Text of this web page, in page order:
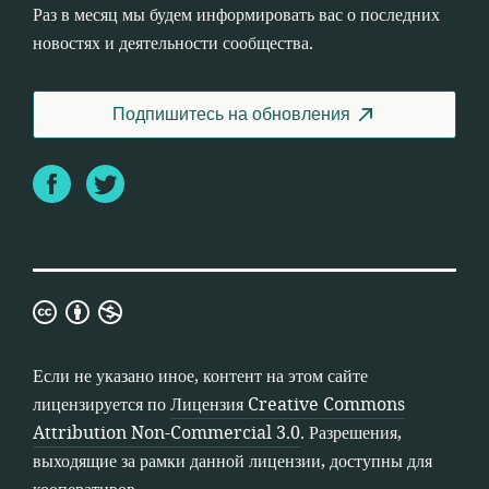
Раз в месяц мы будем информировать вас о последних
новостях и деятельности сообщества.
Подпишитесь на обновления
FacebookTwitter
Лицензия
Attribution
Non-
Commercial
3.0
Если не указано иное, контент на этом сайте
лицензируется поЛицензия Creative Commons
Attribution Non-Commercial 3.0. Разрешения,
выходящие за рамки данной лицензии, доступны для